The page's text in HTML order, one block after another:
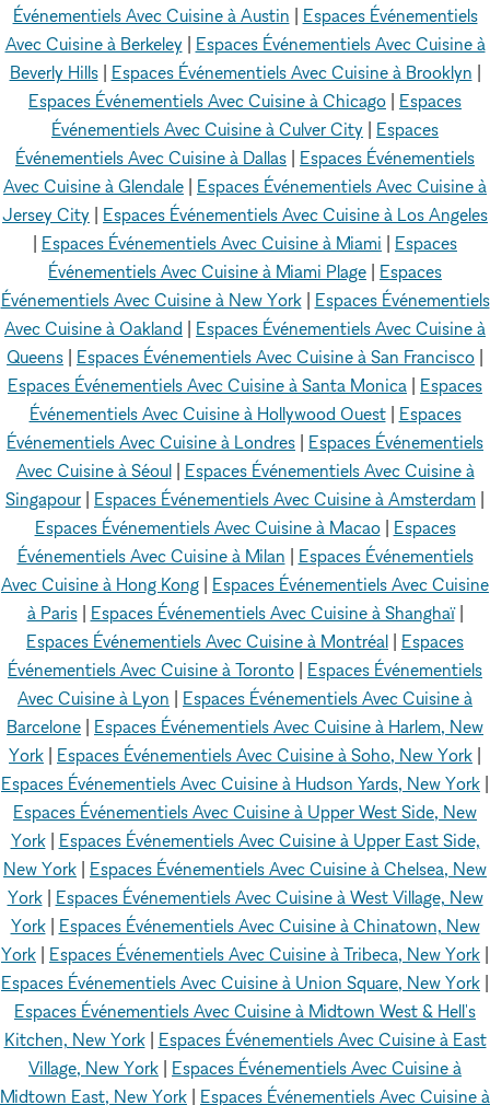
Événementiels Avec Cuisine à Austin
Espaces Événementiels
Avec Cuisine à Berkeley
Espaces Événementiels Avec Cuisine à
Beverly Hills| Espaces Événementiels Avec Cuisine à Brooklyn
Espaces Événementiels Avec Cuisine à Chicago
Espaces
Événementiels Avec Cuisine à Culver City
Espaces
Événementiels Avec Cuisine à Dallas
Espaces Événementiels
Avec Cuisine à Glendale
Espaces Événementiels Avec Cuisine à
Jersey City
Espaces Événementiels Avec Cuisine à Los Angeles
Espaces Événementiels Avec Cuisine à Miami
Espaces
Événementiels Avec Cuisine à Miami Plage
Espaces
Événementiels Avec Cuisine à New York| Espaces Événementiels
Avec Cuisine à Oakland
Espaces Événementiels Avec Cuisine à
Queens
Espaces Événementiels Avec Cuisine à San Francisco
Espaces Événementiels Avec Cuisine à Santa Monica
Espaces
Événementiels Avec Cuisine à Hollywood Ouest| Espaces
Événementiels Avec Cuisine à Londres
Espaces Événementiels
Avec Cuisine à Séoul| Espaces Événementiels Avec Cuisine à
Singapour
Espaces Événementiels Avec Cuisine à Amsterdam
Espaces Événementiels Avec Cuisine à Macao| Espaces
Événementiels Avec Cuisine à Milan
Espaces Événementiels
Avec Cuisine à Hong Kong
Espaces Événementiels Avec Cuisine
à Paris| Espaces Événementiels Avec Cuisine à Shanghaï|
Espaces Événementiels Avec Cuisine à Montréal
Espaces
Événementiels Avec Cuisine à Toronto
Espaces Événementiels
Avec Cuisine à Lyon
Espaces Événementiels Avec Cuisine à
Barcelone
Espaces Événementiels Avec Cuisine à Harlem, New
York
Espaces Événementiels Avec Cuisine à Soho, New York
Espaces Événementiels Avec Cuisine à Hudson Yards, New York
Espaces Événementiels Avec Cuisine à Upper West Side, New
York| Espaces Événementiels Avec Cuisine à Upper East Side,
New York
Espaces Événementiels Avec Cuisine à Chelsea, New
York| Espaces Événementiels Avec Cuisine à West Village, New
York| Espaces Événementiels Avec Cuisine à Chinatown, New
York
Espaces Événementiels Avec Cuisine à Tribeca, New York
Espaces Événementiels Avec Cuisine à Union Square, New York
Espaces Événementiels Avec Cuisine à Midtown West & Hell's
Kitchen, New York| Espaces Événementiels Avec Cuisine à East
Village, New York
Espaces Événementiels Avec Cuisine à
Midtown East, New York
Espaces Événementiels Avec Cuisine à